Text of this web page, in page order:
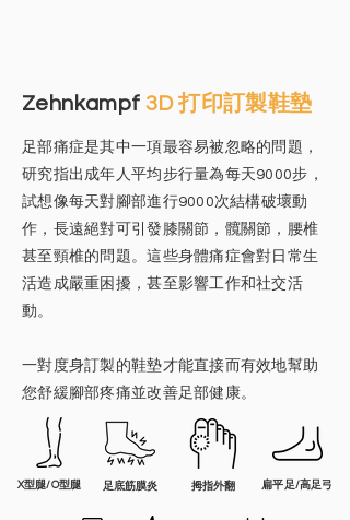
Zehnkampf3D 打印訂製鞋墊
足部痛症是其中一項最容易被忽略的問題，
研究指出成年人平均步行量為每天9000步，
試想像每天對腳部進行9000次結構破壞動
作，長遠絕對可引發膝關節，髖關節，腰椎
甚至頸椎的問題。這些身體痛症會對日常生
活造成嚴重困擾，甚至影響工作和社交活
動。
一對度身訂製的鞋墊才能直接而有效地幫助
您舒緩腳部疼痛並改善足部健康。
X型腿/O型腿 足底筋膜炎 拇指外翻 扁平足/高足弓